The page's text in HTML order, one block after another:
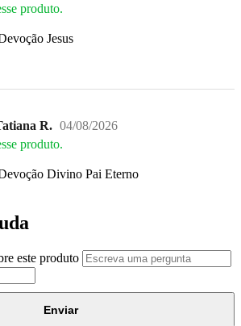
produto.
Jesus
R. 04/08/2026
produto.
Divino Pai Eterno
este produto
Enviar